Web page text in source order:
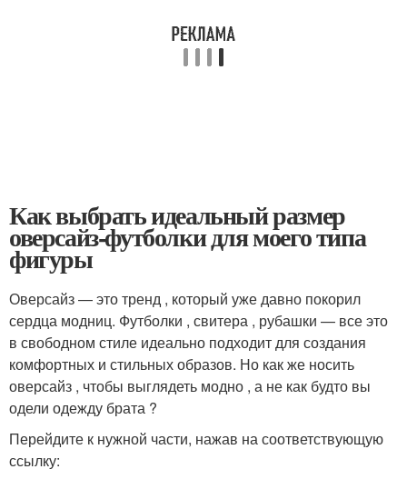
Как выбрать идеальный размер
оверсайз-футболки для моего типа
фигуры
Оверсайз — это тренд , который уже давно покорил
сердца модниц. Футболки , свитера , рубашки — все это
в свободном стиле идеально подходит для создания
комфортных и стильных образов. Но как же носить
оверсайз , чтобы выглядеть модно , а не как будто вы
одели одежду брата ?
Перейдите к нужной части, нажав на соответствующую
ссылку: